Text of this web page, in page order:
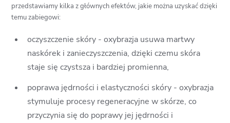
przedstawiamy kilka z głównych efektów, jakie można uzyskać dzięki
temu zabiegowi:
oczyszczenie skóry - oxybrazja usuwa martwy
naskórek i zanieczyszczenia, dzięki czemu skóra
staje się czystsza i bardziej promienna,
poprawa jędrności i elastyczności skóry - oxybrazja
stymuluje procesy regeneracyjne w skórze, co
przyczynia się do poprawy jej jędrności i